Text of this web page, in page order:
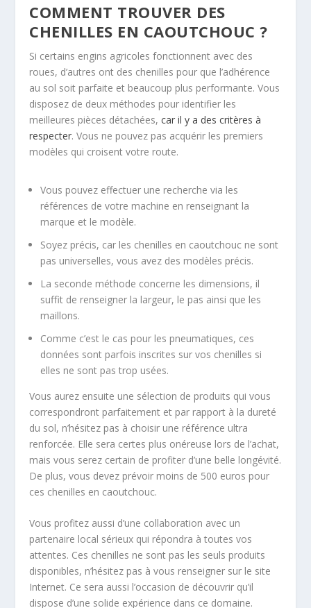
COMMENT TROUVER DES
CHENILLES EN CAOUTCHOUC ?
Si certains engins agricoles fonctionnent avec des
roues, d’autres ont des chenilles pour que l’adhérence
au sol soit parfaite et beaucoup plus performante. Vous
disposez de deux méthodes pour identifier les
meilleures pièces détachées,car il y a des critères à
respecter. Vous ne pouvez pas acquérir les premiers
modèles qui croisent votre route.
Vous pouvez effectuer une recherche via les
références de votre machine en renseignant la
marque et le modèle.
Soyez précis, car les chenilles en caoutchouc ne sont
pas universelles, vous avez des modèles précis.
La seconde méthode concerne les dimensions, il
suffit de renseigner la largeur, le pas ainsi que les
maillons.
Comme c’est le cas pour les pneumatiques, ces
données sont parfois inscrites sur vos chenilles si
elles ne sont pas trop usées.
Vous aurez ensuite une sélection de produits qui vous
correspondront parfaitement et par rapport à la dureté
du sol, n’hésitez pas à choisir une référence ultra
renforcée. Elle sera certes plus onéreuse lors de l’achat,
mais vous serez certain de profiter d’une belle longévité.
De plus, vous devez prévoir moins de 500 euros pour
ces chenilles en caoutchouc.
Vous profitez aussi d’une collaboration avec un
partenaire local sérieux qui répondra à toutes vos
attentes. Ces chenilles ne sont pas les seuls produits
disponibles, n’hésitez pas à vous renseigner sur le site
Internet. Ce sera aussi l’occasion de découvrir qu’il
dispose d’une solide expérience dans ce domaine.